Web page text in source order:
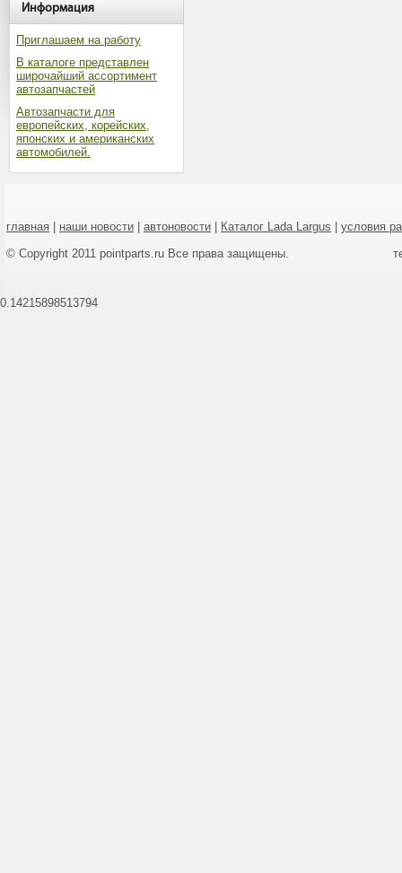
Информация
Приглашаем на работу
В каталоге представлен
широчайший ассортимент
автозапчастей
Автозапчасти для
европейских, корейских,
японских и американских
автомобилей.
главная наши новости автоновости Каталог Lada Largus
условия
© Copyright 2011 pointparts.ru Все права защищены.
0.14215898513794